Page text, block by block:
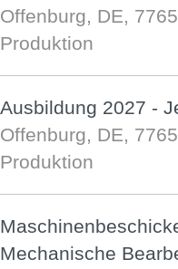
Offenburg, DE,
Produktion
Ausbildung 2027 -
Offenburg, DE,
Produktion
Mechanische